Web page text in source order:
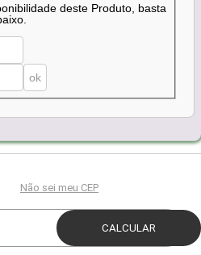
deste Produto, basta